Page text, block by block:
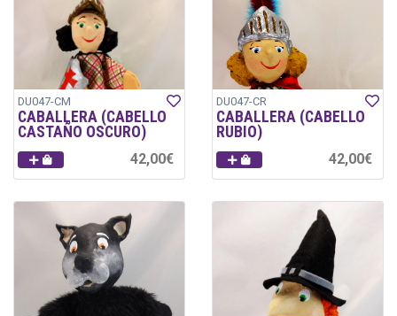
DU047-CM
CABALLERA (CABELLO
CASTAÑO OSCURO)
42,00€
DU047-CR
CABALLERA (CABELLO
RUBIO)
42,00€